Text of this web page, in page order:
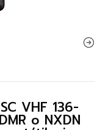
VHF 136-
o NXDN